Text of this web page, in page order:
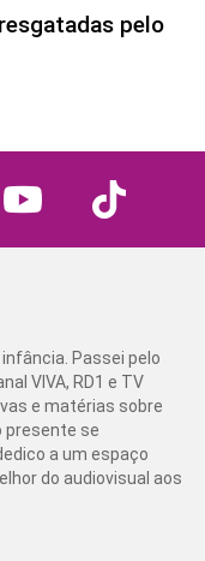
pelo
youtube tiktok
Passei pelo
VIVA, RD1 e TV
e matérias sobre
presente se
a um espaço
do audiovisual aos